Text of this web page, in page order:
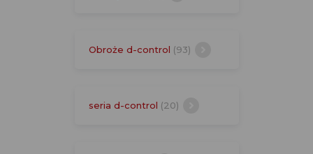
Obroże d-control (93)
seria d-control (20)